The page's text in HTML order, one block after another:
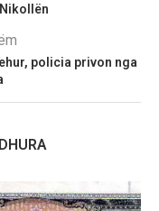
policia privon nga